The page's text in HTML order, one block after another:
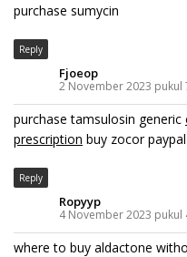
purchase sumycin
Reply
Fjoeop
2 November 2023 pukul
purchase tamsulosin generic
prescription buy zocor paypal
Reply
Ropyyp
4 November 2023 pukul
where to buy aldactone